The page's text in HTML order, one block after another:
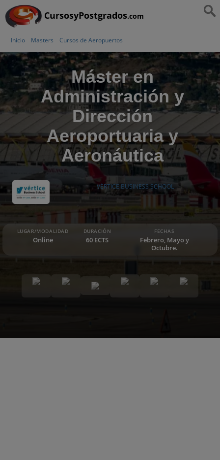
CursosyPostgrados.com
Inicio Masters Cursos de Aeropuertos
Máster en
Administración y
Dirección
Aeroportuaria y
Aeronáutica
VÉRTICE BUSINESS SCHOOL
LUGAR/MODALIDAD
Online
DURACIÓN
60 ECTS
FECHAS
Febrero, Mayo y
Octubre.